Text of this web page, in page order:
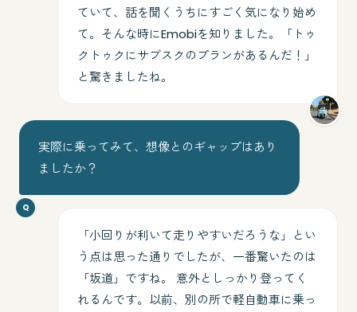
ていて、話を聞くうちにすごく気になり始め
て。そんな時にEmobiを知りました。「トゥ
クトゥクにサブスクのプランがあるんだ！」
と驚きましたね。
実際に乗ってみて、想像とのギャップはあり
ましたか？
「小回りが利いて走りやすいだろうな」とい
う点は思った通りでしたが、一番驚いたのは
「坂道」ですね。 意外としっかり登ってく
れるんです。以前、別の所で軽自動車に乗っ